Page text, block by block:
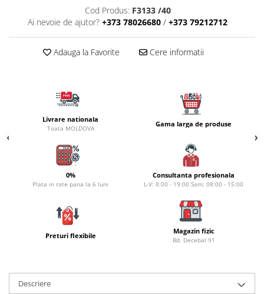
Accesorii rapitor
Monturi rapitor
Forfaci la rapitor
Momeala artificiala
Seminte si mix de seminte
Aditivi, arome, dipuri
Pescuit la copca
Bagajerie pescuit
Lazi
Huse
Cod Produs: F3133 /40
Ai nevoie de ajutor? +373 78026680 / +373 79212712
Adauga la Favorite Cere informatii
Livrare nationala
Toata MOLDOVA
Gama larga de produse
0%
Plata in rate pana la 6 luni
Consultanta profesionala
L-V: 8:00 - 19:00 Sam: 08:00 - 15:00
Preturi flexibile Magazin fizic
Bd. Decebal 91
Descriere